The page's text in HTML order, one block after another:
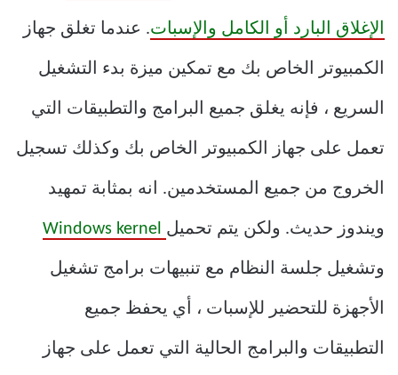
الإغلاق البارد أو الكامل والإسبات. عندما تغلق جهاز
الكمبيوتر الخاص بك مع تمكين ميزة بدء التشغيل
السريع ، فإنه يغلق جميع البرامج والتطبيقات التي
تعمل على جهاز الكمبيوتر الخاص بك وكذلك تسجيل
الخروج من جميع المستخدمين. انه بمثابة تمهيد
ويندوز حديث. ولكن يتم تحميل
وتشغيل جلسة النظام مع تنبيهات برامج تشغيل
الأجهزة للتحضير للإسبات ، أي يحفظ جميع
التطبيقات والبرامج الحالية التي تعمل على جهاز